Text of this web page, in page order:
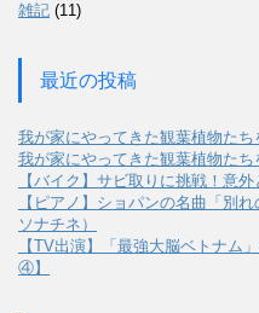
雑記 (11)
最近の投稿
我が家にやってきた観葉植物た
我が家にやってきた観葉植物た
【バイク】サビ取りに挑戦！意
【ピアノ】ショパンの名曲「別
ソナチネ）
【TV出演】「最強大脳ベトナム
④】